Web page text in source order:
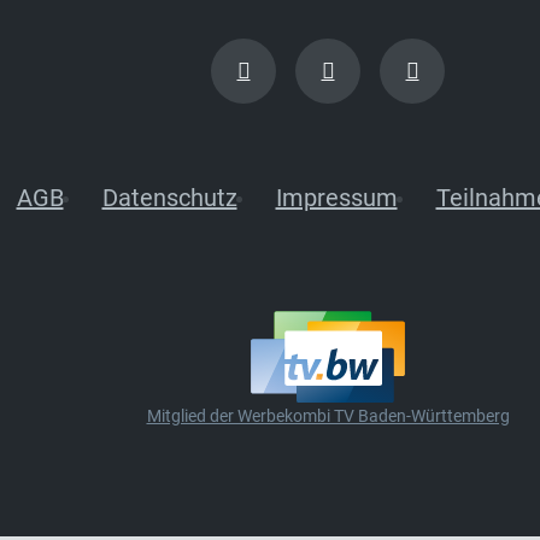
AGB Datenschutz Impressum
Mitglied der Werbekombi TV Baden-Württemberg